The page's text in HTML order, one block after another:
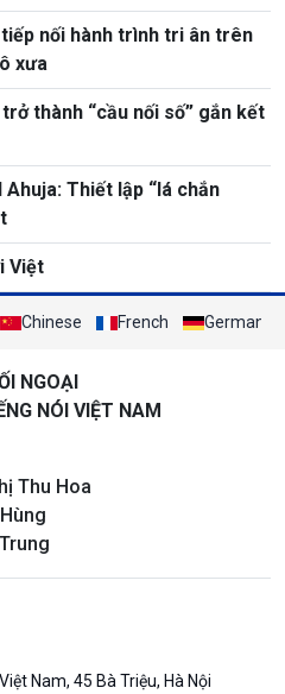
nối hành trình tri ân trên
xưa
thành “cầu nối số” gắn kết
Thiết lập “lá chắn
Việt
Chinese French German
NGOẠI
NÓI VIỆT NAM
Thu Hoa
Nam, 45 Bà Triệu, Hà Nội